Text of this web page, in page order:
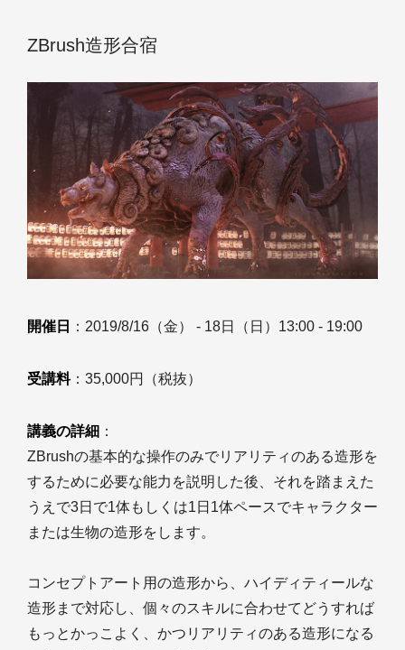
ZBrush造形合宿
開催日 ：2019/8/16（金） - 18日（日）13:00 - 19:00
受講料：35,000円（税抜）
講義の詳細 ：
ZBrushの基本的な操作のみでリアリティのある造形を
するために必要な能力を説明した後、それを踏まえた
うえで3日で1体もしくは1日1体ペースでキャラクター
または生物の造形をします。
コンセプトアート用の造形から、ハイディティールな
造形まで対応し、個々のスキルに合わせてどうすれば
もっとかっこよく、かつリアリティのある造形になる